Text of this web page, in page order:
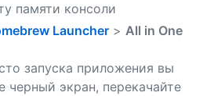
памяти консоли
Launcher > All in One
запуска приложения вы
черный экран, перекачайте